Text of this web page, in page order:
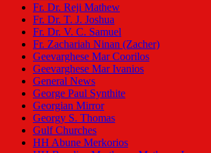
Fr. Dr. Reji Mathew
Fr. Dr. T. J. Joshua
Fr. Dr. V. C. Samuel
Fr. Zachariah Ninan (Zacher)
Geevarghese Mar Coorilos
Geevarghese Mar Ivanios
General News
George Paul Synthite
Georgian Mirror
Georgy S. Thomas
Gulf Churches
HH Abune Merkorios